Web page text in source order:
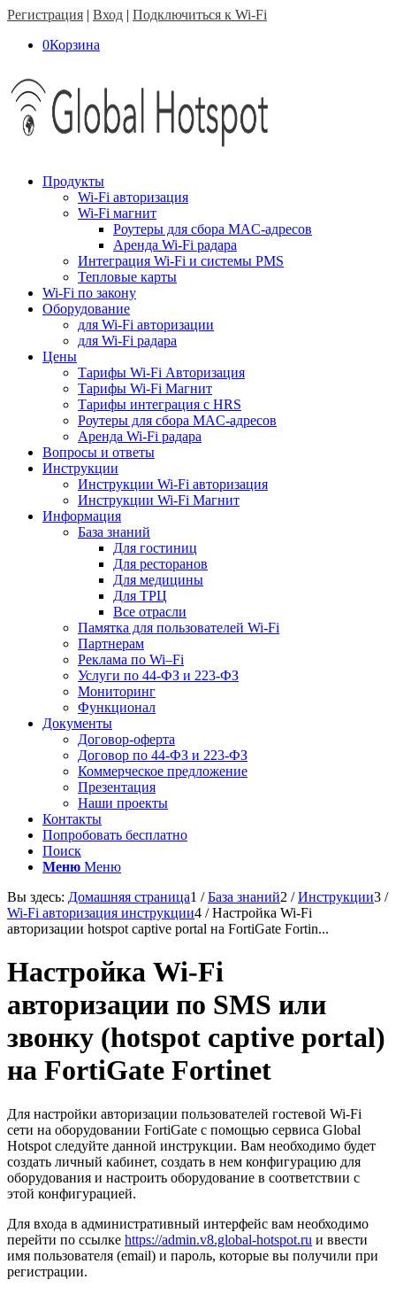
Регистрация | Вход | Подключиться к Wi-Fi
0Корзина
Продукты
Wi-Fi авторизация
Wi-Fi магнит
Роутеры для сбора MAC-адресов
Аренда Wi-Fi радара
Интеграция Wi-Fi и системы PMS
Тепловые карты
Wi-Fi по закону
Оборудование
для Wi-Fi авторизации
для Wi-Fi радара
Цены
Тарифы Wi-Fi Авторизация
Тарифы Wi-Fi Магнит
Тарифы интеграция с HRS
Роутеры для сбора MAC-адресов
Аренда Wi-Fi радара
Вопросы и ответы
Инструкции
Инструкции Wi-Fi авторизация
Инструкции Wi-Fi Магнит
Информация
База знаний
Для гостиниц
Для ресторанов
Для медицины
Для ТРЦ
Все отрасли
Памятка для пользователей Wi-Fi
Партнерам
Реклама по Wi–Fi
Услуги по 44-ФЗ и 223-ФЗ
Мониторинг
Функционал
Документы
Договор-оферта
Договор по 44-ФЗ и 223-ФЗ
Коммерческое предложение
Презентация
Наши проекты
Контакты
Попробовать бесплатно
Поиск
Меню Меню
Вы здесь: Домашняя страница1 / База знаний2 / Инструкции3 /
Wi-Fi авторизация инструкции4 / Настройка Wi-Fi
авторизации hotspot captive portal на FortiGate Fortin...
Настройка Wi-Fi
авторизации по SMS или
звонку (hotspot captive portal)
на FortiGate Fortinet
Для настройки авторизации пользователей гостевой Wi-Fi
сети на оборудовании FortiGate с помощью сервиса Global
Hotspot следуйте данной инструкции. Вам необходимо будет
создать личный кабинет, создать в нем конфигурацию для
оборудования и настроить оборудование в соответствии с
этой конфигурацией.
Для входа в административный интерфейс вам необходимо
перейти по ссылке https://admin.v8.global-hotspot.ru и ввести
имя пользователя (email) и пароль, которые вы получили при
регистрации.